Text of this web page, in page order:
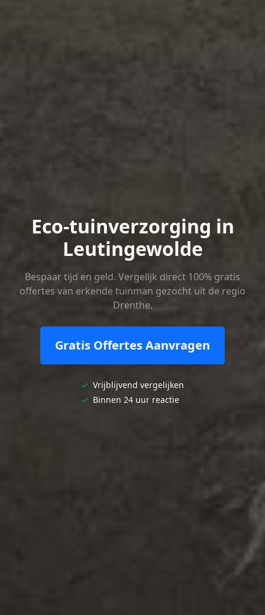
Eco-tuinverzorging in
Leutingewolde
Bespaar tijd en geld. Vergelijk direct 100% gratis
offertes van erkende tuinman gezocht uit de regio
Drenthe.
Gratis Offertes Aanvragen
✓ Vrijblijvend vergelijken
✓ Binnen 24 uur reactie